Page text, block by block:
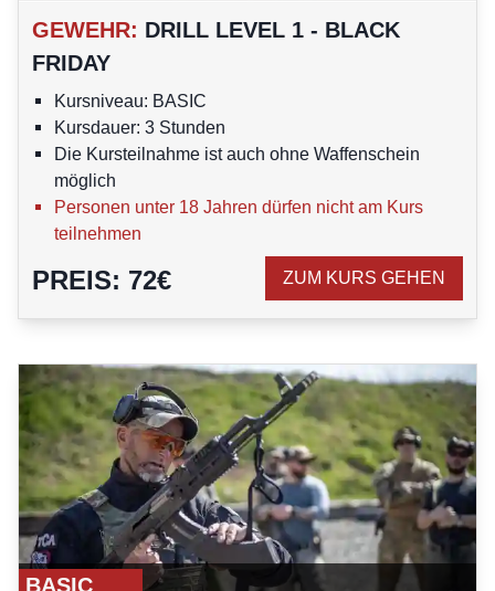
GEWEHR: DRILL LEVEL 1 - BLACK
FRIDAY
Kursniveau: BASIC
Kursdauer: 3 Stunden
Die Kursteilnahme ist auch ohne Waffenschein
möglich
Personen unter 18 Jahren dürfen nicht am Kurs
teilnehmen
PREIS: 72€ ZUM KURS GEHEN
BASIC